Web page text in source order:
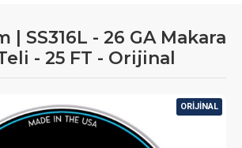
SS316L - 26 GA Makara
- 25 FT - Orijinal
ORIJINAL